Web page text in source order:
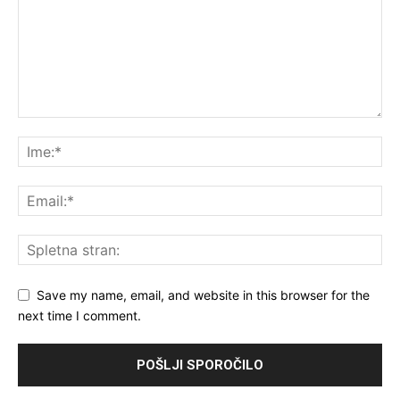
Save my name, email, and website in this browser for the
next time I comment.